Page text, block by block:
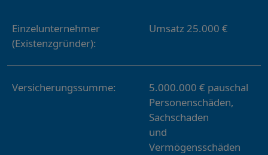
Einzelunternehmer
(Existenzgründer):
Umsatz 25.000 €
Versicherungssumme:
5.000.000 € pauschal
Personenschäden,
Sachschaden
und
Vermögensschäden